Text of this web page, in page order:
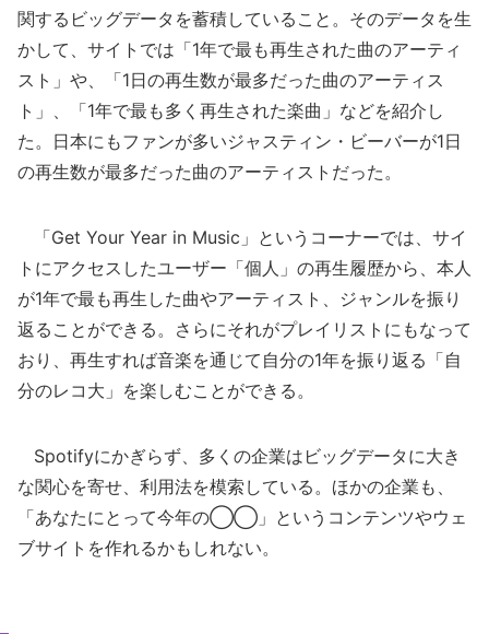
関するビッグデータを蓄積していること。そのデータを生
かして、サイトでは「1年で最も再生された曲のアーティ
スト」や、「1日の再生数が最多だった曲のアーティス
ト」、「1年で最も多く再生された楽曲」などを紹介し
た。日本にもファンが多いジャスティン・ビーバーが1日
の再生数が最多だった曲のアーティストだった。
「Get Your Year in Music」というコーナーでは、サイ
トにアクセスしたユーザー「個人」の再生履歴から、本人
が1年で最も再生した曲やアーティスト、ジャンルを振り
返ることができる。さらにそれがプレイリストにもなって
おり、再生すれば音楽を通じて自分の1年を振り返る「自
分のレコ大」を楽しむことができる。
Spotifyにかぎらず、多くの企業はビッグデータに大き
な関心を寄せ、利用法を模索している。ほかの企業も、
「あなたにとって今年の◯◯」というコンテンツやウェ
ブサイトを作れるかもしれない。